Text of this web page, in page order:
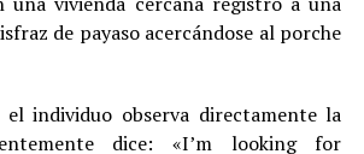
de payaso acercándose al porche
el individuo observa directamente la
dice: «I’m looking for